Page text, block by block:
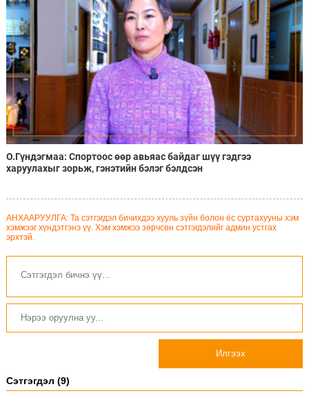
О.Гүндэгмаа: Спортоос өөр авьяас байдаг шүү гэдгээ
харуулахыг зорьж, гэнэтийн бэлэг бэлдсэн
АНХААРУУЛГА: Та сэтгэгдэл бичихдээ хууль зүйн болон ёс суртахууны хэм
хэмжээг хүндэтгэнэ үү. Хэм хэмжээ зөрчсөн сэтгэгдэлийг админ устгах
эрхтэй.
Илгээх
Сэтгэгдэл (9)